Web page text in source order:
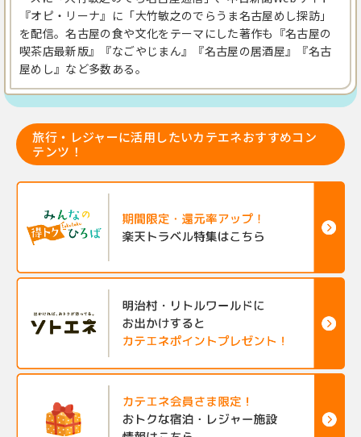
『オピ・リーナ』に「大竹敏之のでらうま名古屋めし探訪」
を配信。名古屋の食や文化をテーマにした著作も『名古屋の
喫茶店最新版』『なごやじまん』『名古屋の居酒屋』『名古
屋めし』など多数ある。
旅行・レジャーに活用したいカテエネおすすめコン
テンツ！